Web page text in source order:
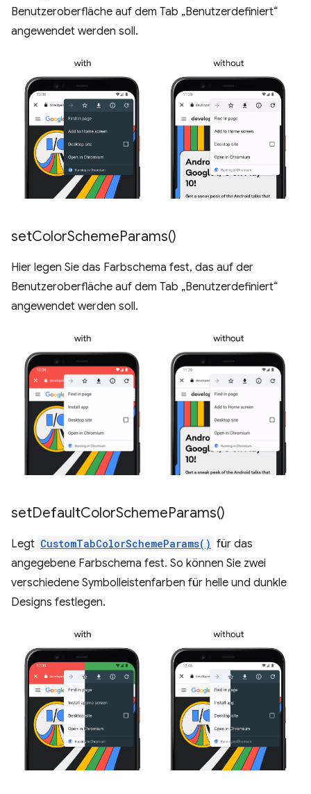
Benutzeroberfläche auf dem Tab „Benutzerdefiniert“
angewendet werden soll.
setColorSchemeParams()
Hier legen Sie das Farbschema fest, das auf der
Benutzeroberfläche auf dem Tab „Benutzerdefiniert“
angewendet werden soll.
setDefaultColorSchemeParams()
Legt CustomTabColorSchemeParams() für das
angegebene Farbschema fest. So können Sie zwei
verschiedene Symbolleistenfarben für helle und dunkle
Designs festlegen.